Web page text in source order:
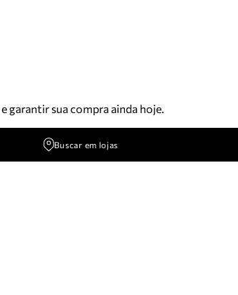
e garantir sua compra ainda hoje.
Buscar em lojas